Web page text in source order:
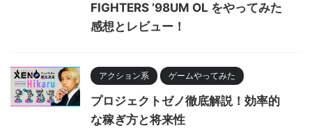
FIGHTERS ’98UM OL をやってみた
感想とレビュー！
アクション系 ゲームやってみた
プロジェクトゼノ徹底解説！効率的
な稼ぎ方と将来性